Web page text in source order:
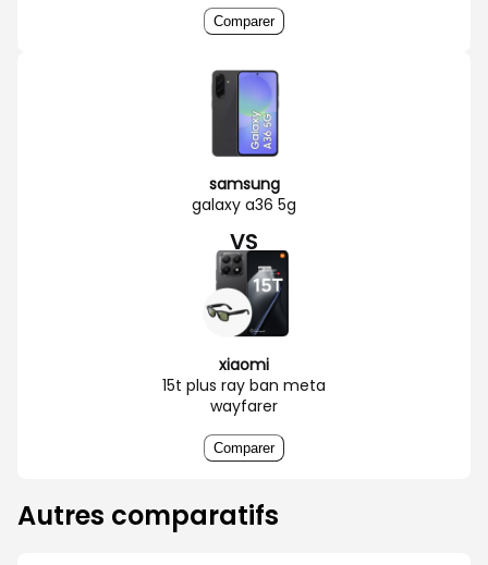
Comparer
samsung
galaxy a36 5g
VS
xiaomi
15t plus ray ban meta
wayfarer
Comparer
Autres comparatifs